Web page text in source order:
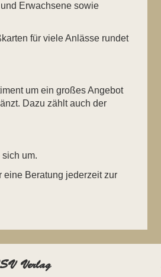
Erwachsene sowie
für viele Anlässe rundet
um ein großes Angebot
Dazu zählt auch der
um.
eine Beratung jederzeit zur
Verlag